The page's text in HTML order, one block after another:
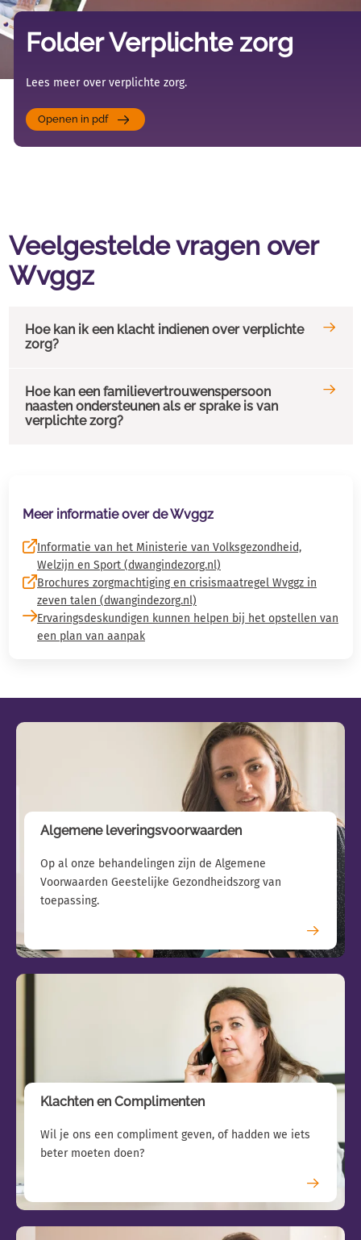
Folder Verplichte zorg
Lees meer over verplichte zorg.
Openen in pdf
Veelgestelde vragen over
Wvggz
Hoe kan ik een klacht indienen over verplichte
zorg?
Als je onvrijwillige zorg krijgt kan je behandelaar beslissingen
Eenklacht indienen
Hoe kan een familievertrouwenspersoon
naasten ondersteunen als er sprake is van
verplichte zorg?
Die verplichte zorg ontvangt met een zorgmachtiging of
Voor wie een zorgmachtiging of crisismaatregel wordt
Die is opgenomen op een afdeling waar ook verplichte
Dan kan de familievertrouwenspersoon helpen. De
Informatie
Bijstand bij een klachtenprocedure
Contact
j.vannimwegen@familievertrouwenspersonen.nl
06 – 46 94 38 81
06 - 15 66 76 90
familievertrouwenspersonen.nl
Meer informatie over de Wvggz
Informatie van het Ministerie van Volksgezondheid,
Welzijn en Sport (dwangindezorg.nl)
Brochures zorgmachtiging en crisismaatregel Wvggz in
zeven talen (dwangindezorg.nl)
Ervaringsdeskundigen kunnen helpen bij het opstellen van
een plan van aanpak
Gerelateerde pagina's
Algemene leveringsvoorwaarden
Op al onze behandelingen zijn de Algemene
Voorwaarden Geestelijke Gezondheidszorg van
toepassing.
Klachten en Complimenten
Wil je ons een compliment geven, of hadden we iets
beter moeten doen?